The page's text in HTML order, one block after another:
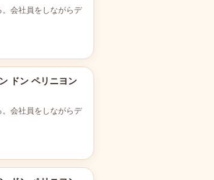
会社員をしながらデ
ドン ペリニヨン
会社員をしながらデ